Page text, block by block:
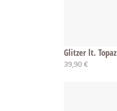
Glitzer lt. Topaz
39,90 €